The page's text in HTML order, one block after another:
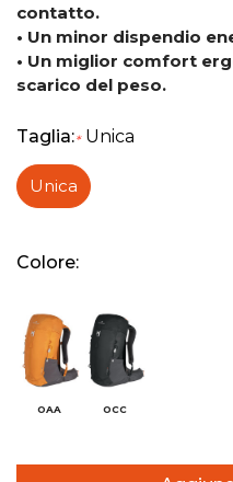
contatto.
• Un minor dispendio
• Un miglior comfort
scarico del peso.
Taglia:* Unica
Unica
Colore:
OAA OCC